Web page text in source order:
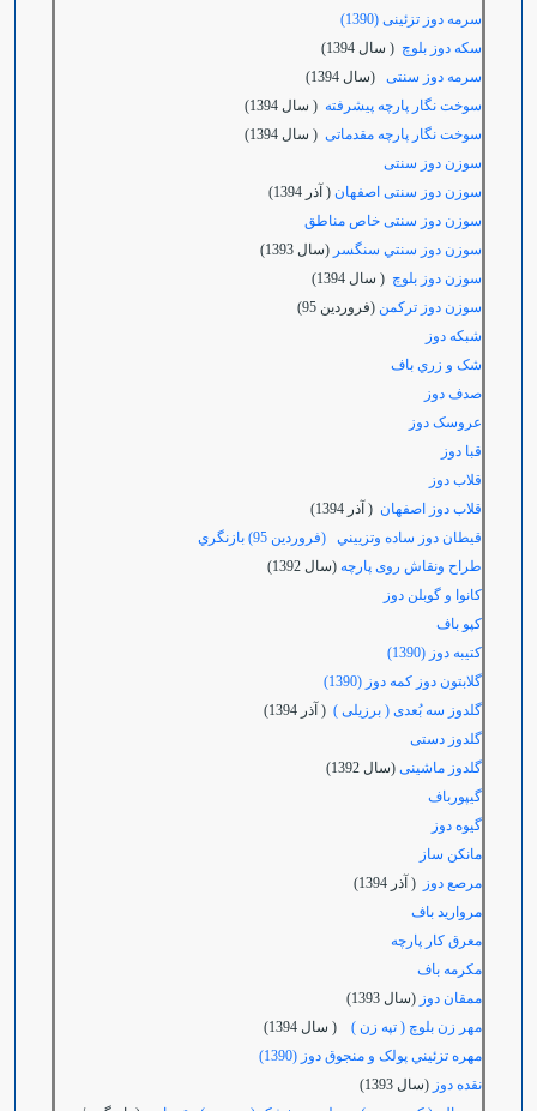
سرمه دوز تزئینی (1390)
سکه دوز بلوچ ( سال 1394)
سرمه دوز سنتی (سال 1394)
سوخت نگار پارچه پیشرفته ( سال 1394)
سوخت نگار پارچه مقدماتی ( سال 1394)
سوزن دوز سنتی
سوزن دوز سنتی اصفهان ( آذر 1394)
سوزن دوز سنتی خاص مناطق
سوزن دوز سنتي سنگسر (سال 1393)
سوزن دوز بلوچ ( سال 1394)
سوزن دوز تركمن (فروردين 95)
شبکه دوز
شک و زري باف
صدف دوز
عروسک دوز
قبا دوز
قلاب دوز
قلاب دوز اصفهان ( آذر 1394)
قيطان دوز ساده وتزييني (فروردين 95) بازنگري
طراح ونقاش روی پارچه (سال 1392)
کانوا و گوبلن دوز
کپو باف
کتیبه دوز (1390)
گلابتون دوز کمه دوز (1390)
گلدوز سه بُعدی ( برزیلی ) ( آذر 1394)
گلدوز دستی
گلدوز ماشینی (سال 1392)
گیپورباف
گیوه دوز
مانکن ساز
مرصع دوز
( آذر 1394)
مروارید باف
معرق کار پارچه
مکرمه باف
ممقان دوز (سال 1393)
مهر زن بلوچ ( تپه زن ) ( سال 1394)
مهره تزئيني پولک و منجوق دوز (1390)
نقده دوز (سال 1393)